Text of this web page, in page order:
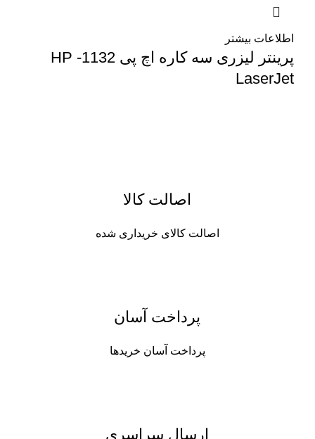
اطلاعات بیشتر
پرینتر لیزری سه کاره اچ پی 1132- HP
LaserJet
اصالت کالا
اصالت کالای خریداری شده
پرداخت آسان
پرداخت آسان خریدها
ارسال سراسری